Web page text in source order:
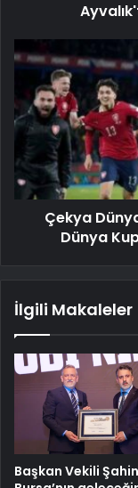
Çekya
Dünya
İlgili Makaleler
Başkan Vekili